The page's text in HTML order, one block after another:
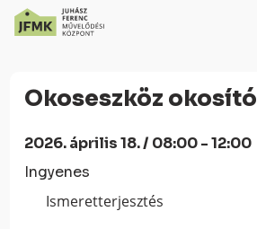
Content
navigációhozOkoseszköz okosító
2026. április 18. / 08:00 - 12:00
Ingyenes
Ismeretterjesztés